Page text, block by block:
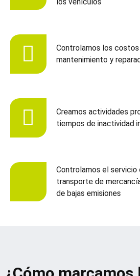
Controlamos los
mantenimiento y
Creamos actividades
tiempos de inactividad
Controlamos el servicio
transporte de
de bajas emisiones